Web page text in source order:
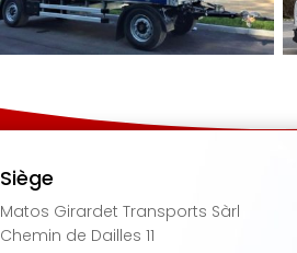
Siège
Matos Girardet Transports Sàrl
Chemin de Dailles 11